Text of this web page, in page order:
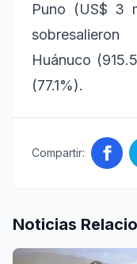
Puno (US$ 3
Huánuco
(77.1%).
Compartir:
Noticias